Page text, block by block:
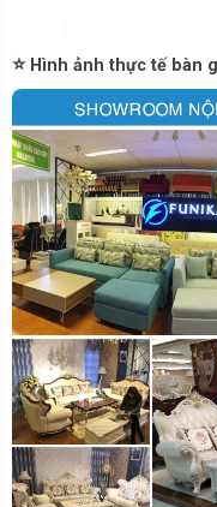
⭐ Hình ảnh thực tế bàn